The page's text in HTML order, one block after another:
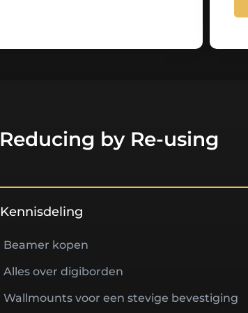
Reducing by Re-using
Kennisdeling
Beamer kopen
Alles over digiborden
Wallmounts voor een stevige bevestiging